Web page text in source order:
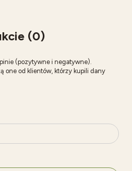
(0)
(pozytywne i negatywne).
one od klientów, którzy kupili dany